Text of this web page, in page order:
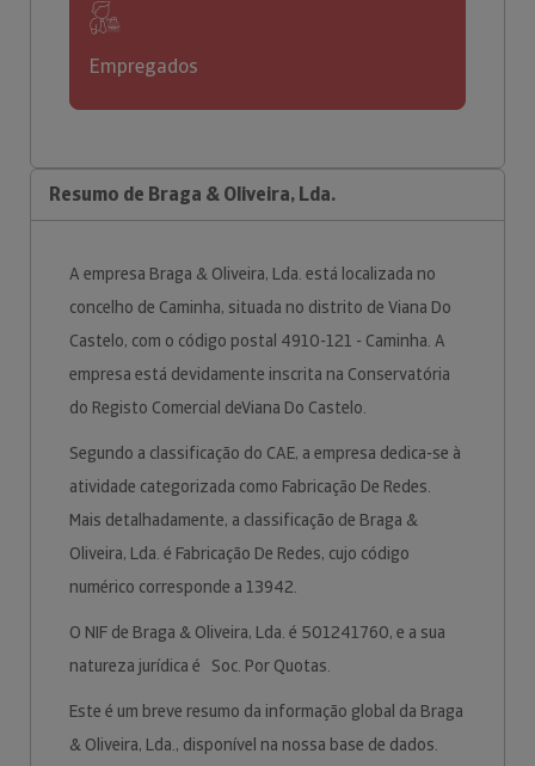
Empregados
Resumo de Braga & Oliveira, Lda.
A empresa Braga & Oliveira, Lda. está localizada no
concelho de Caminha, situada no distrito de Viana Do
Castelo, com o código postal 4910-121 - Caminha. A
empresa está devidamente inscrita na Conservatória
do Registo Comercial deViana Do Castelo.
Segundo a classificação do CAE, a empresa dedica-se à
atividade categorizada como Fabricação De Redes.
Mais detalhadamente, a classificação de Braga &
Oliveira, Lda. é Fabricação De Redes, cujo código
numérico corresponde a 13942.
O NIF de Braga & Oliveira, Lda. é 501241760, e a sua
natureza jurídica é Soc. Por Quotas.
Este é um breve resumo da informação global da Braga
& Oliveira, Lda., disponível na nossa base de dados.